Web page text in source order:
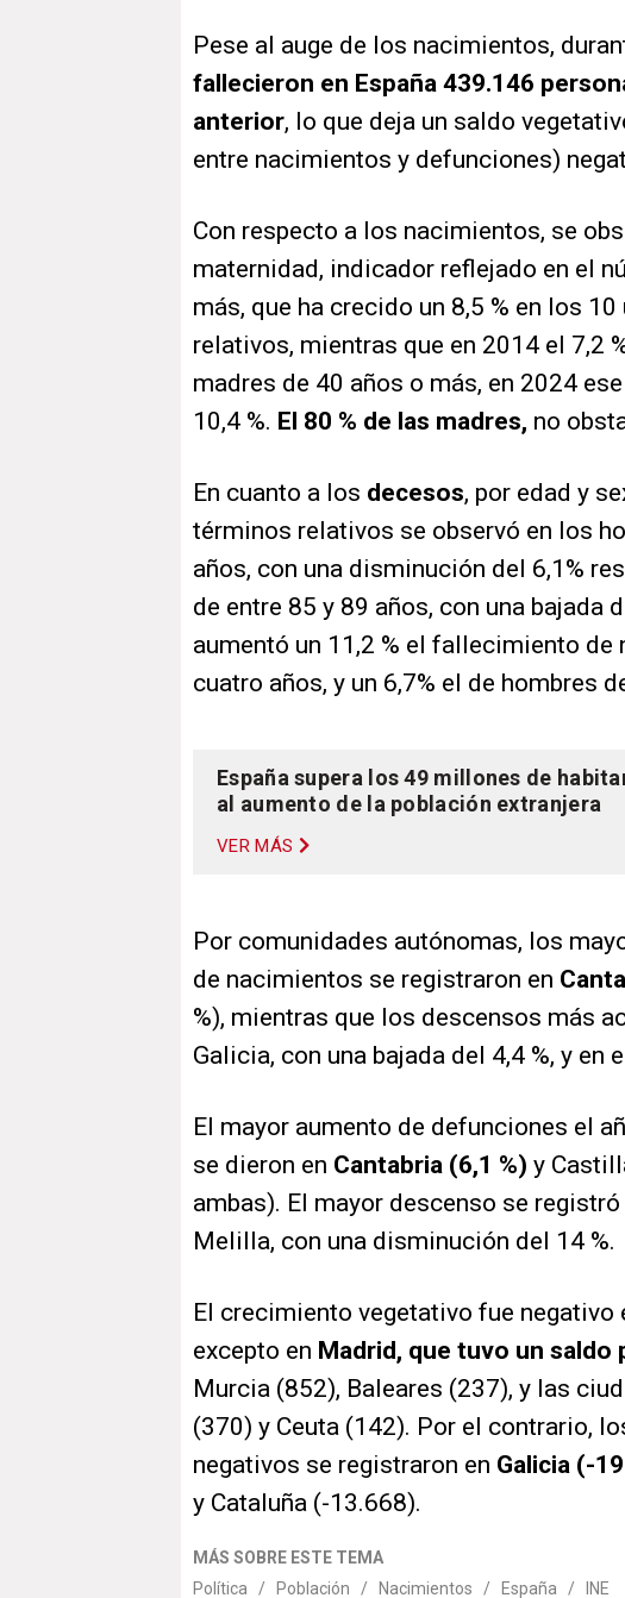
Pese al auge de los nacimientos,
fallecieron en España 439.146
anterior, lo que deja un saldo
entre nacimientos y defunciones)
Con respecto a los nacimientos, se
maternidad, indicador reflejado en el
más, que ha crecido un 8,5 % en los
relativos, mientras que en 2014 el 7,2
madres de 40 años o más, en 2024
10,4 %. El 80 % de las madres, no
En cuanto a los decesos, por edad y
términos relativos se observó en los
años, con una disminución del 6,1%
de entre 85 y 89 años, con una bajada
aumentó un 11,2 % el fallecimiento de
cuatro años, y un 6,7% el de hombres
España supera los 49 millones de
al aumento de la población extranjera
VER MÁS
Por comunidades autónomas, los
de nacimientos se registraron en
%), mientras que los descensos más
Galicia, con una bajada del 4,4 %, y en
El mayor aumento de defunciones el
se dieron en Cantabria (6,1 %) y
ambas). El mayor descenso se
Melilla, con una disminución del 14 %.
El crecimiento vegetativo fue
excepto en Madrid, que tuvo un
Murcia (852), Baleares (237), y las
(370) y Ceuta (142). Por el contrario,
negativos se registraron en Galicia (-
y Cataluña (-13.668).
MÁS SOBRE ESTE TEMA
Política
/ Población / Nacimientos / España / INE